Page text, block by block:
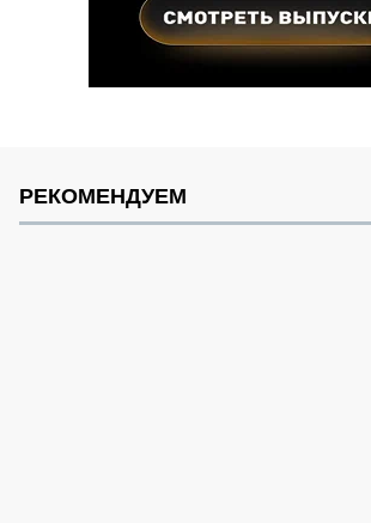
РЕКОМЕНДУЕМ